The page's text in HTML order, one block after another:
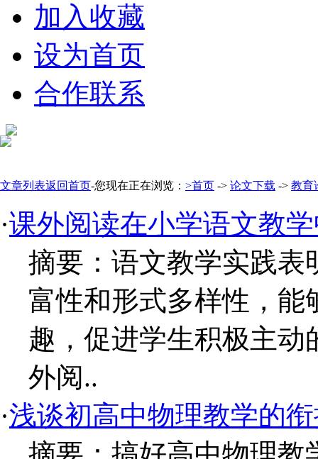
加入收藏
设为首页
合作联系
文章列表返回首页-您现在正在浏览： >首页 -> 论文下载 -> 教育
·课外阅读在小学语文教
摘要：语文教学实践表
富性和形式多样性，能
趣，促进学生积极主
外阅..
·浅谈初高中物理教学的